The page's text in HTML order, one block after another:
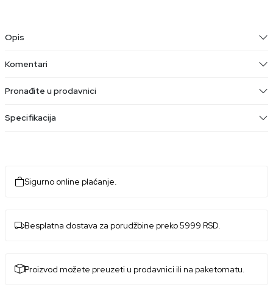
Opis
Komentari
Pronađite u prodavnici
Specifikacija
Sigurno online plaćanje.
Besplatna dostava za porudžbine preko 5999 RSD.
Proizvod možete preuzeti u prodavnici ili na paketomatu.